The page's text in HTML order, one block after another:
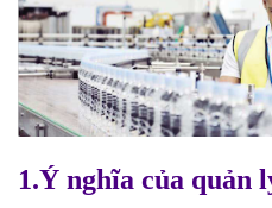
1.Ý nghĩa của quản